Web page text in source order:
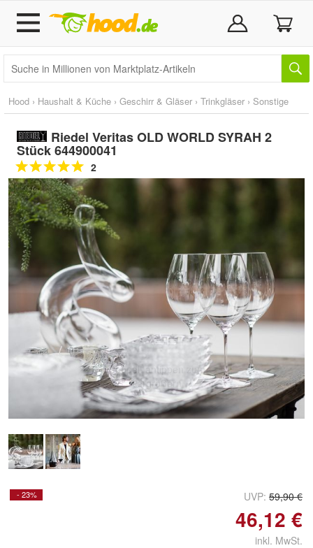
Hood › Haushalt & Küche › Geschirr & Gläser › Trinkgläser › Sonstige
Riedel Veritas OLD WORLD SYRAH 2
Stück 644900041
2
Doppelt antippen zum
vergrößern
- 23% UVP: 59,90 €
46,12 €
inkl. MwSt.